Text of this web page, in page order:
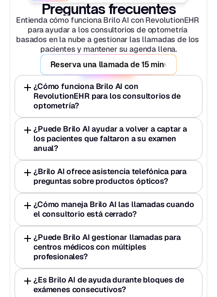
Preguntas frecuentes
Entienda cómo funciona Brilo AI con RevolutionEHR
para ayudar a los consultorios de optometría
basados en la nube a gestionar las llamadas de los
pacientes y mantener su agenda llena.
Reserva una llamada de 15 min
¿Cómo funciona Brilo AI con
RevolutionEHR para los consultorios de
optometría?
¿Puede Brilo AI ayudar a volver a captar a
los pacientes que faltaron a su examen
anual?
¿Brilo AI ofrece asistencia telefónica para
preguntas sobre productos ópticos?
¿Cómo maneja Brilo AI las llamadas cuando
el consultorio está cerrado?
¿Puede Brilo AI gestionar llamadas para
centros médicos con múltiples
profesionales?
¿Es Brilo AI de ayuda durante bloques de
exámenes consecutivos?